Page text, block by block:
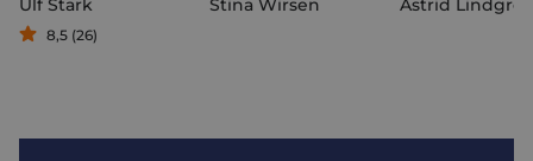
Ulf Stark
8,5 (26)
Stina Wirsen
Astrid